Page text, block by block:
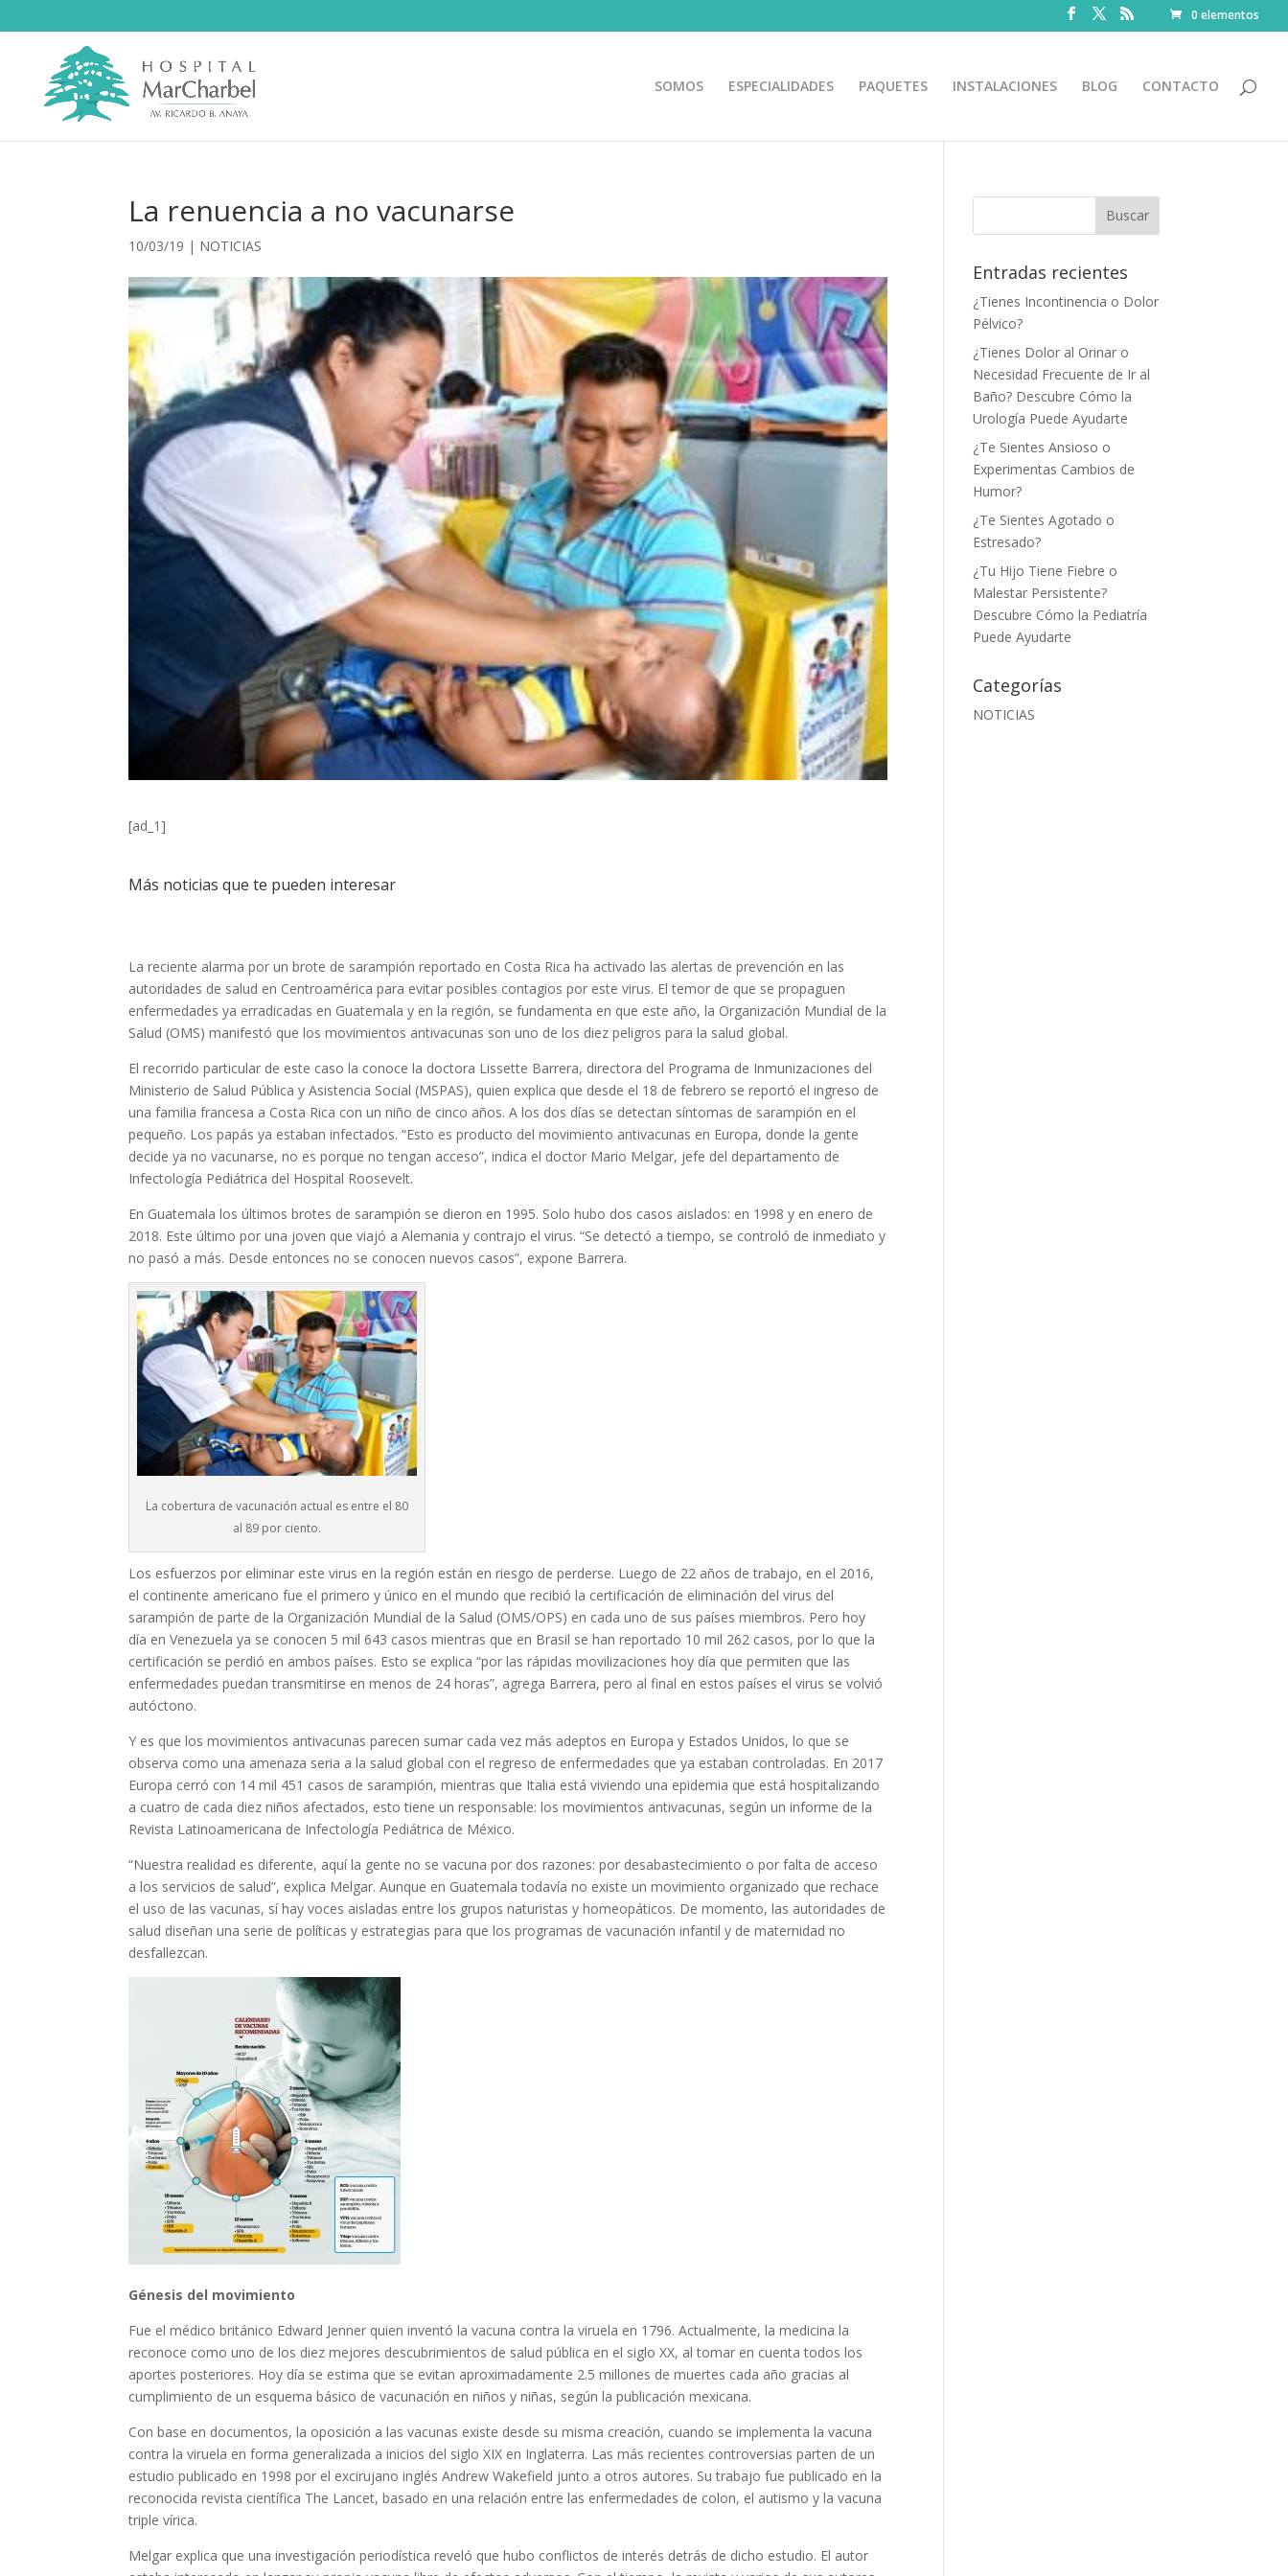
0 elementos
SOMOS ESPECIALIDADES PAQUETES INSTALACIONES BLOG CONTACTO
La renuencia a no vacunarse
10/03/19 | NOTICIAS
[ad_1]
Más noticias que te pueden interesar
La reciente alarma por un brote de sarampión reportado en Costa Rica ha activado las alertas de prevención en las
autoridades de salud en Centroamérica para evitar posibles contagios por este virus. El temor de que se propaguen
enfermedades ya erradicadas en Guatemala y en la región, se fundamenta en que este año, la Organización Mundial de la
Salud (OMS) manifestó que los movimientos antivacunas son uno de los diez peligros para la salud global.
El recorrido particular de este caso la conoce la doctora Lissette Barrera, directora del Programa de Inmunizaciones del
Ministerio de Salud Pública y Asistencia Social (MSPAS), quien explica que desde el 18 de febrero se reportó el ingreso de
una familia francesa a Costa Rica con un niño de cinco años. A los dos días se detectan síntomas de sarampión en el
pequeño. Los papás ya estaban infectados. “Esto es producto del movimiento antivacunas en Europa, donde la gente
decide ya no vacunarse, no es porque no tengan acceso”, indica el doctor Mario Melgar, jefe del departamento de
Infectología Pediátrica del Hospital Roosevelt.
En Guatemala los últimos brotes de sarampión se dieron en 1995. Solo hubo dos casos aislados: en 1998 y en enero de
2018. Este último por una joven que viajó a Alemania y contrajo el virus. “Se detectó a tiempo, se controló de inmediato y
no pasó a más. Desde entonces no se conocen nuevos casos”, expone Barrera.
La cobertura de vacunación actual es entre el 80
al 89 por ciento.
Los esfuerzos por eliminar este virus en la región están en riesgo de perderse. Luego de 22 años de trabajo, en el 2016,
el continente americano fue el primero y único en el mundo que recibió la certificación de eliminación del virus del
sarampión de parte de la Organización Mundial de la Salud (OMS/OPS) en cada uno de sus países miembros. Pero hoy
día en Venezuela ya se conocen 5 mil 643 casos mientras que en Brasil se han reportado 10 mil 262 casos, por lo que la
certificación se perdió en ambos países. Esto se explica “por las rápidas movilizaciones hoy día que permiten que las
enfermedades puedan transmitirse en menos de 24 horas”, agrega Barrera, pero al final en estos países el virus se volvió
autóctono.
Y es que los movimientos antivacunas parecen sumar cada vez más adeptos en Europa y Estados Unidos, lo que se
observa como una amenaza seria a la salud global con el regreso de enfermedades que ya estaban controladas. En 2017
Europa cerró con 14 mil 451 casos de sarampión, mientras que Italia está viviendo una epidemia que está hospitalizando
a cuatro de cada diez niños afectados, esto tiene un responsable: los movimientos antivacunas, según un informe de la
Revista Latinoamericana de Infectología Pediátrica de México.
“Nuestra realidad es diferente, aquí la gente no se vacuna por dos razones: por desabastecimiento o por falta de acceso
a los servicios de salud”, explica Melgar. Aunque en Guatemala todavía no existe un movimiento organizado que rechace
el uso de las vacunas, sí hay voces aisladas entre los grupos naturistas y homeopáticos. De momento, las autoridades de
salud diseñan una serie de políticas y estrategias para que los programas de vacunación infantil y de maternidad no
desfallezcan.
Génesis del movimiento
Fue el médico británico Edward Jenner quien inventó la vacuna contra la viruela en 1796. Actualmente, la medicina la
reconoce como uno de los diez mejores descubrimientos de salud pública en el siglo XX, al tomar en cuenta todos los
aportes posteriores. Hoy día se estima que se evitan aproximadamente 2.5 millones de muertes cada año gracias al
cumplimiento de un esquema básico de vacunación en niños y niñas, según la publicación mexicana.
Con base en documentos, la oposición a las vacunas existe desde su misma creación, cuando se implementa la vacuna
contra la viruela en forma generalizada a inicios del siglo XIX en Inglaterra. Las más recientes controversias parten de un
estudio publicado en 1998 por el excirujano inglés Andrew Wakefield junto a otros autores. Su trabajo fue publicado en la
reconocida revista científica The Lancet, basado en una relación entre las enfermedades de colon, el autismo y la vacuna
triple vírica.
Melgar explica que una investigación periodística reveló que hubo conflictos de interés detrás de dicho estudio. El autor
Entradas recientes
¿Tienes Incontinencia o Dolor
Pélvico?
¿Tienes Dolor al Orinar o
Necesidad Frecuente de Ir al
Baño? Descubre Cómo la
Urología Puede Ayudarte
¿Te Sientes Ansioso o
Experimentas Cambios de
Humor?
¿Te Sientes Agotado o
Estresado?
¿Tu Hijo Tiene Fiebre o
Malestar Persistente?
Descubre Cómo la Pediatría
Puede Ayudarte
Categorías
NOTICIAS